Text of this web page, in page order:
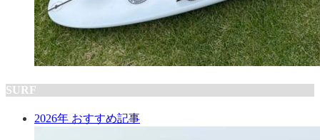
SURF
2026年 おすすめ記事